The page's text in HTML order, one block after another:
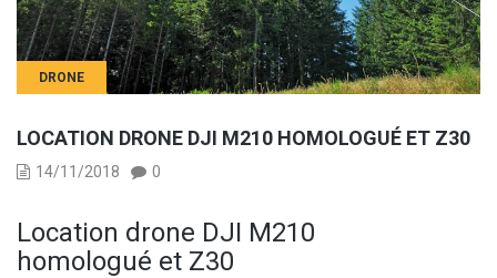
DRONE
LOCATION DRONE DJI M210 HOMOLOGUÉ ET Z30
14/11/2018 0
Location drone DJI M210
homologué et Z30